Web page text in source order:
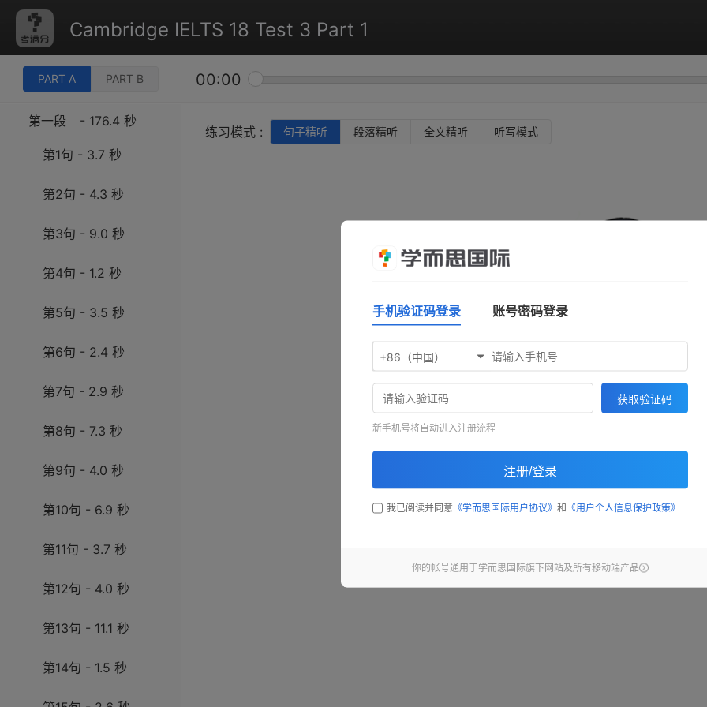
Cambridge IELTS 18 Test 3 Part 1
PART A PART B 00:00
第一段 - 176.4 秒
第1句 - 3.7 秒
第2句 - 4.3 秒
第3句 - 9.0 秒
第4句 - 1.2 秒
第5句 - 3.5 秒
第6句 - 2.4 秒
第7句 - 2.9 秒
第8句 - 7.3 秒
第9句 - 4.0 秒
第10句 - 6.9 秒
第11句 - 3.7 秒
第12句 - 4.0 秒
第13句 - 11.1 秒
第14句 - 1.5 秒
练习模式 : 句子精听 段落精听 全文精听 听写模式
71033同学完
手机验证码登录 账号密码登录
+86（中国）
获取验证码
新手机号将自动进入注册流程
注册/登录
我已阅读并同意 《学而思国际用户协议》 和 《用户个人信息保护政策》
你的帐号通用于学而思国际旗下网站及所有移动端产品